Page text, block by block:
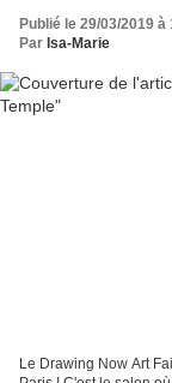
Publié le 29/03/2019 à
Par Isa-Marie
Le Drawing Now Art